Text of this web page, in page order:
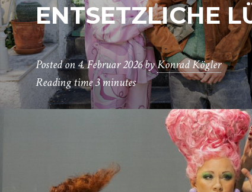
ENTSETZLICHE
Posted on4. Februar 2026byKonrad Kögler
Reading time3 minutes